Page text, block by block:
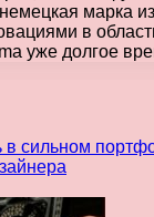
марка
в
уже долгое
в сильном